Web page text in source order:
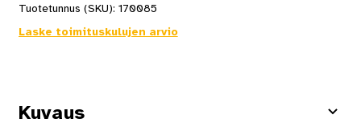
Tuotetunnus (SKU): 170085
Laske toimituskulujen arvio
Kuvaus